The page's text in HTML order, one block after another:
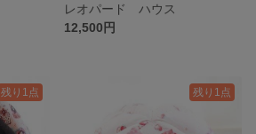
レオパード ハウス
12,500円
残り1点 残り1点